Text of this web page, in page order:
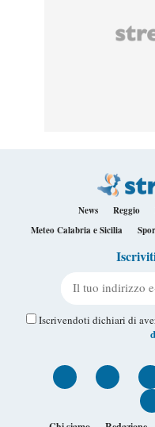
News Reggio
Meteo Calabria e Sicilia
Iscrivendoti dichiari di